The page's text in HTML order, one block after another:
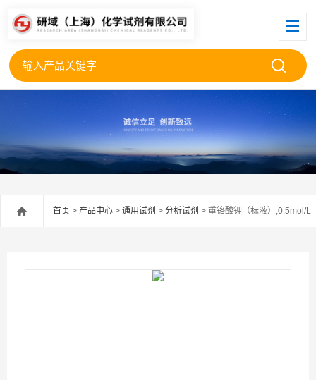
首页 > 产品中心 > 通用试剂 > 分析试剂 > 重铬酸钾（标液）,0.5mol/L